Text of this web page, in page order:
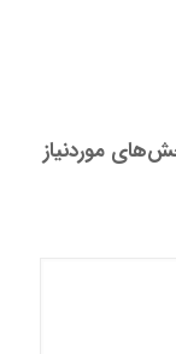
موردنیاز